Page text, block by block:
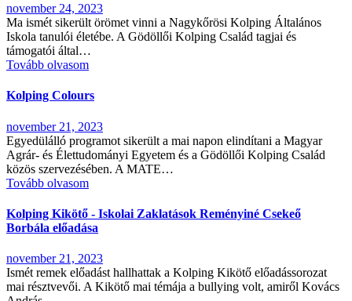
november 24, 2023
Ma ismét sikerült örömet vinni a Nagykőrösi Kolping Általános
Iskola tanulói életébe. A Gödöllői Kolping Család tagjai és
támogatói által…
Tovább olvasom
Kolping Colours
november 21, 2023
Egyedülálló programot sikerült a mai napon elindítani a Magyar
Agrár- és Élettudományi Egyetem és a Gödöllői Kolping Család
közös szervezésében. A MATE…
Tovább olvasom
Kolping Kikötő - Iskolai Zaklatások Reményiné Csekeő
Borbála előadása
november 21, 2023
Ismét remek előadást hallhattak a Kolping Kikötő előadássorozat
mai résztvevői. A Kikötő mai témája a bullying volt, amiről Kovács